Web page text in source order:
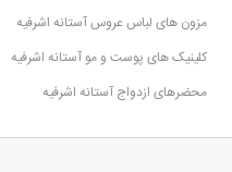
مزون های لباس عروس آستانه اشرفیه
کلینیک های پوست و مو آستانه اشرفیه
محضرهای ازدواج آستانه اشرفیه